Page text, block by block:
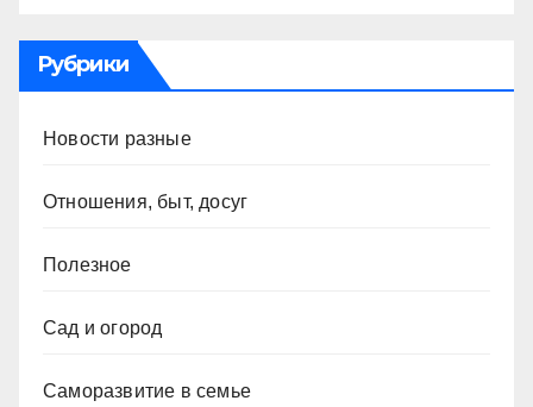
Рубрики
Новости разные
Отношения, быт, досуг
Полезное
Сад и огород
Саморазвитие в семье